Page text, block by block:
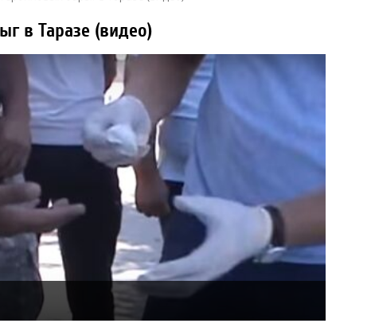
в Таразе (видео)